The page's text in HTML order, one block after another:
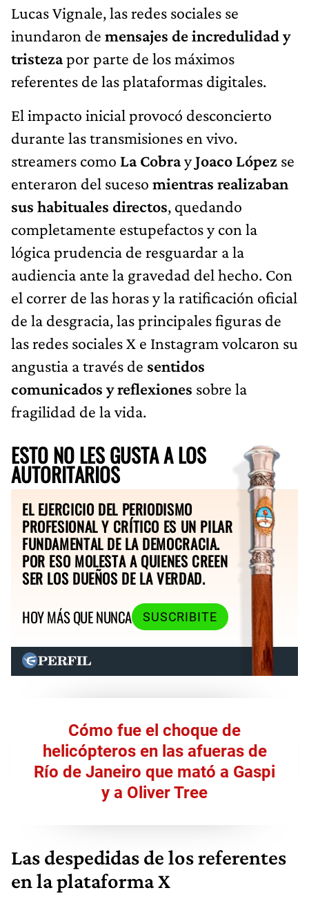
Lucas Vignale, las redes sociales se
inundaron de mensajes de incredulidad y
tristezapor parte de los máximos
referentes de las plataformas digitales.
El impacto inicial provocó desconcierto
durante las transmisiones en vivo.
streamers como La CobrayJoaco López se
enteraron del suceso mientras realizaban
sus habituales directos, quedando
completamente estupefactos y con la
lógica prudencia de resguardar a la
audiencia ante la gravedad del hecho. Con
el correr de las horas y la ratificación oficial
de la desgracia, las principales figuras de
las redes sociales X e Instagram volcaron su
angustia a través de sentidos
comunicados y reflexiones sobre la
fragilidad de la vida.
ESTO NO LES GUSTA A LOS
AUTORITARIOS
EL EJERCICIO DEL PERIODISMO
PROFESIONAL Y CRÍTICO ES UN PILAR
FUNDAMENTAL DE LA DEMOCRACIA.
POR ESO MOLESTA A QUIENES CREEN
SER LOS DUEÑOS DE LA VERDAD.
HOY MÁS QUE NUNCA
SUSCRIBITE
Cómo fue el choque de
helicópteros en las afueras de
Río de Janeiro que mató a Gaspi
y a Oliver Tree
Las despedidas de los referentes
en la plataforma X